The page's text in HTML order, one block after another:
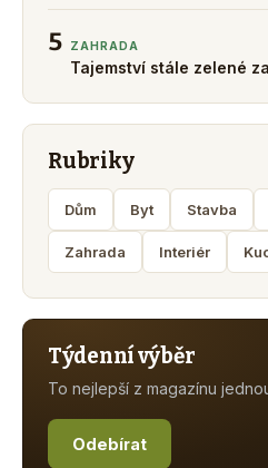
5 ZAHRADA
Tajemství stále zelené
Rubriky
Dům Byt Stavba
Zahrada Interiér
Týdenní výběr
To nejlepší z magazínu
Odebírat